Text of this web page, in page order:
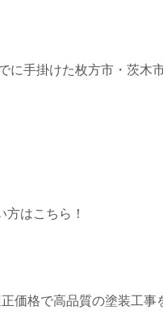
手掛けた枚方市・茨木
はこちら！
価格で高品質の塗装工事